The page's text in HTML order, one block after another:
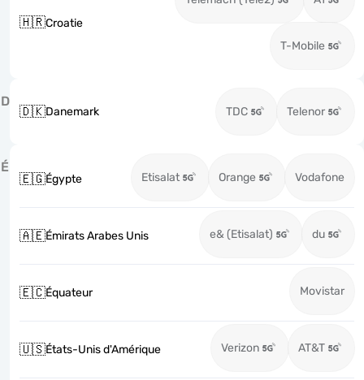
🇭🇷Croatie
T-Mobile
D
🇩🇰Danemark TDC Telenor
É
🇪🇬Égypte Etisalat Orange Vodafone
🇦🇪Émirats Arabes Unis e& (Etisalat) du
🇪🇨Équateur Movistar
🇺🇸États-Unis d'Amérique Verizon AT&T